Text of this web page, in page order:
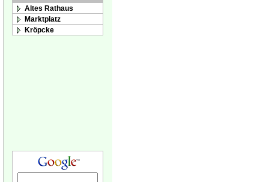
Altes Rathaus
Marktplatz
Kröpcke